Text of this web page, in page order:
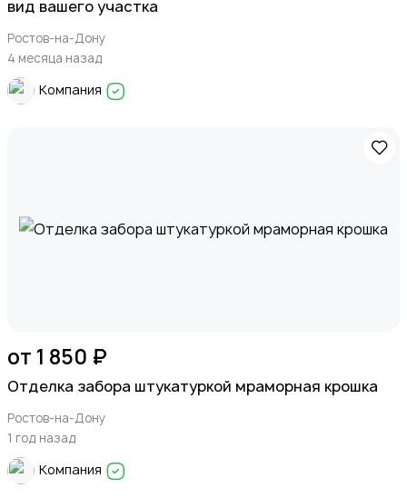
вид вашего участка
Ростов-на-Дону
4 месяца назад
Компания
от 1 850 ₽
Отделка забора штукатуркой мраморная крошка
Ростов-на-Дону
1 год назад
Компания